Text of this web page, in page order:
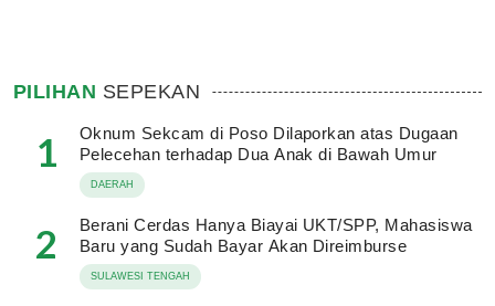
PILIHAN SEPEKAN
1
Oknum Sekcam di Poso Dilaporkan atas Dugaan
Pelecehan terhadap Dua Anak di Bawah Umur
DAERAH
2
Berani Cerdas Hanya Biayai UKT/SPP, Mahasiswa
Baru yang Sudah Bayar Akan Direimburse
SULAWESI TENGAH